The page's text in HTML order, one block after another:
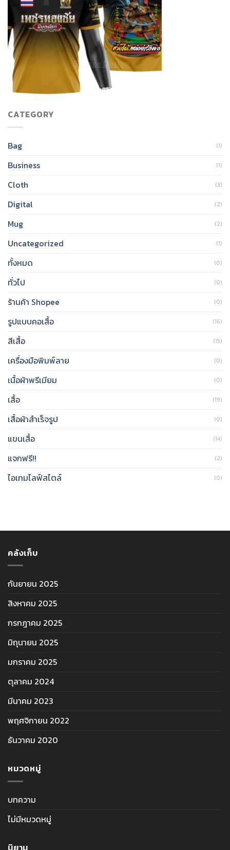
CATEGORY
Bag (1)
Business (1)
Cloth (3)
Digital (2)
Mug (2)
Uncategorized (1)
ทั้งหมด (0)
ทั่วไป (0)
ร้านค้า Shopee (0)
รูปแบบคอเสื้อ (16)
สีเสื้อ (15)
เครื่องมือพิมพ์ลาย (0)
เนื้อผ้าพรีเมียม (0)
เสื้อ (19)
เสื้อผ้าสำเร็จรูป (0)
แขนเสื้อ (14)
แจกฟรี!! (2)
ไอเทมไลฟ์สไตล์ (0)
คลังเก็บ
กันยายน 2025
สิงหาคม 2025
กรกฎาคม 2025
มิถุนายน 2025
มกราคม 2025
ตุลาคม 2024
มีนาคม 2023
พฤศจิกายน 2022
ธันวาคม 2020
หมวดหมู่
บทความ
ไม่มีหมวดหมู่
นิยาม